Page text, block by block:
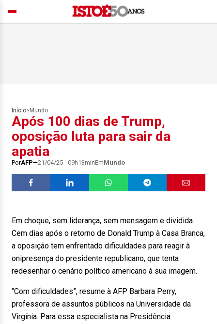
Início> Mundo
Após 100 dias de Trump,
oposição luta para sair da
apatia
PorAFP 21/04/25 - 09h13minEmMundo
Em choque, sem liderança, sem mensagem e dividida.
Cem dias após o retorno de Donald Trump à Casa Branca,
a oposição tem enfrentado dificuldades para reagir à
onipresença do presidente republicano, que tenta
redesenhar o cenário político americano à sua imagem.
“Com dificuldades”, resume à AFP Barbara Perry,
professora de assuntos públicos na Universidade da
Virgínia. Para essa especialista na Presidência